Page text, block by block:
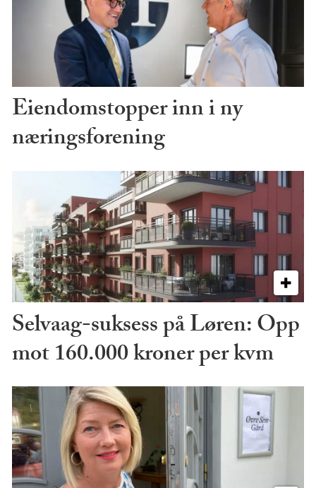
Eiendomstopper inn i ny
næringsforening
Selvaag-suksess på Løren: Opp
mot 160.000 kroner per kvm